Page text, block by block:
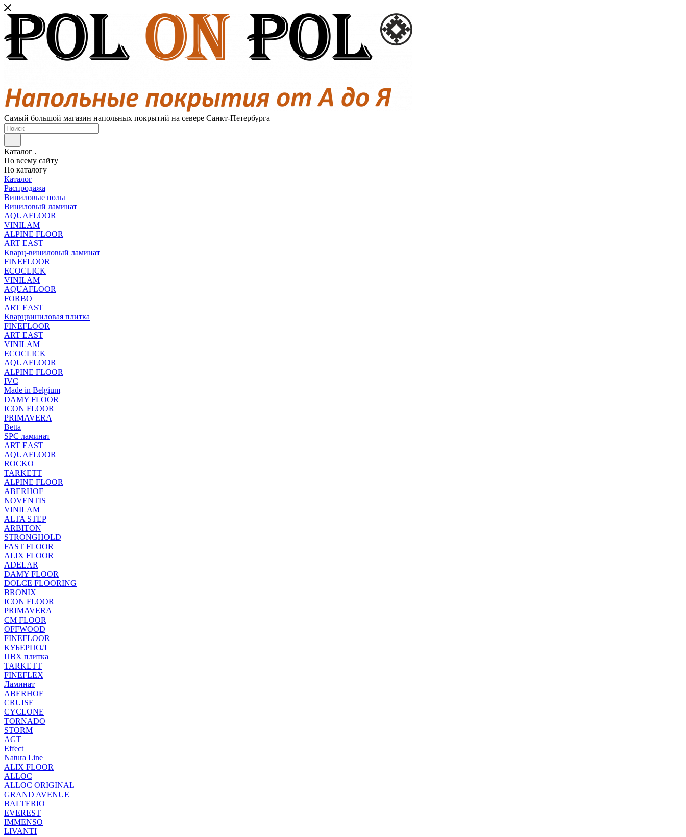
Самый большой магазин напольных покрытий на севере Санкт-Петербурга
Каталог
По всему сайту
По каталогу
Каталог
Распродажа
Виниловые полы
Виниловый ламинат
AQUAFLOOR
VINILAM
ALPINE FLOOR
ART EAST
Кварц-виниловый ламинат
FINEFLOOR
ECOCLICK
VINILAM
AQUAFLOOR
FORBO
ART EAST
Кварцвиниловая плитка
FINEFLOOR
ART EAST
VINILAM
ECOCLICK
AQUAFLOOR
ALPINE FLOOR
IVC
Made in Belgium
DAMY FLOOR
ICON FLOOR
PRIMAVERA
Betta
SPC ламинат
ART EAST
AQUAFLOOR
ROCKO
TARKETT
ALPINE FLOOR
ABERHOF
NOVENTIS
VINILAM
ALTA STEP
ARBITON
STRONGHOLD
FAST FLOOR
ALIX FLOOR
ADELAR
DAMY FLOOR
DOLCE FLOORING
BRONIX
ICON FLOOR
PRIMAVERA
CM FLOOR
OFFWOOD
FINEFLOOR
КУБЕРПОЛ
ПВХ плитка
TARKETT
FINEFLEX
Ламинат
ABERHOF
CRUISE
CYCLONE
TORNADO
STORM
AGT
Effect
Natura Line
ALIX FLOOR
ALLOC
ALLOC ORIGINAL
GRAND AVENUE
BALTERIO
EVEREST
IMMENSO
LIVANTI